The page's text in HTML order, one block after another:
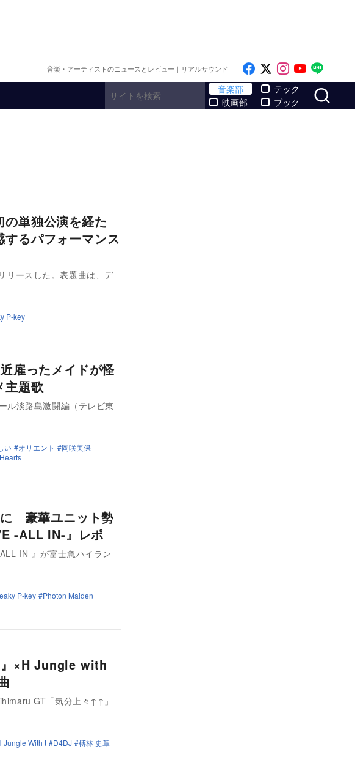
音楽・アーティストのニュースとレビュー｜リアルサウンド Like on Facebook
Follow on x
Follow on
Follow
音楽部
映画部
テック
ブック
単独公演を経た
るパフォーマンス
リースした。表題曲は、デ
P-key
雇ったメイドが怪
主題歌
ル淡路島激闘編（テレビ東
い オリエント
岡咲美保
に 豪華ユニット勢
-ALL IN-』レポ
IN-』が富士急ハイラン
P-key
Photon Maiden
』×H Jungle with
GT「気分上々↑↑」
Jungle With t D4DJ
榑林 史章